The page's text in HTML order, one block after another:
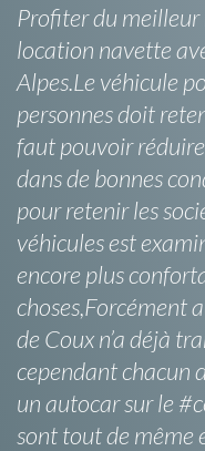
Profiter du
location navette
Alpes.Le véhicule
personnes doit
faut pouvoir
dans de bonnes
pour retenir les
véhicules est
encore plus
choses,Forcément
de Coux n’a déjà
cependant chacun
un autocar sur le
sont tout de même